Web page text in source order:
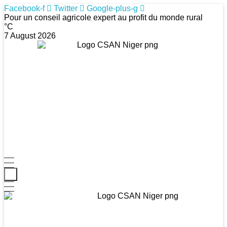
Facebook-f Twitter
Google-plus-g
Pour un conseil agricole expert au profit du monde rural
°C
7 August 2026